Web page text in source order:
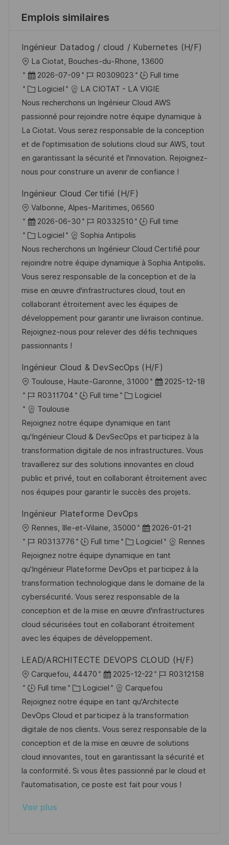
Emplois similaires
Ingénieur Datadog / cloud / Kubernetes (H/F)
o
c
a
l
i
s
a
t
o
n
La Ciotat, Bouches-du-Rhone, 13600
D
a
t
e
d
’
a
f
i
c
h
a
g
e
2026-07-09
R
é
f
é
r
e
n
c
d
u
p
o
s
t
e
R0309023
Full time
C
a
t
é
g
o
r
e
Logiciel
LA CIOTAT - LA VIGIE
Nous recherchons un Ingénieur Cloud AWS
passionné pour rejoindre notre équipe dynamique à
La Ciotat. Vous serez responsable de la conception
et de l'optimisation de solutions cloud sur AWS, tout
en garantissant la sécurité et l'innovation. Rejoignez-
nous pour construire un avenir de confiance !
Ingénieur Cloud Certifié (H/F)
o
c
a
l
i
s
a
t
i
o
Valbonne, Alpes-Maritimes, 06560
D
a
t
e
d
’
a
f
f
i
h
a
g
e
2026-06-30
R
é
f
é
r
e
n
c
e
p
o
s
e
R0332510
Full time
C
a
t
é
g
o
r
i
e
Logiciel
Sophia Antipolis
Nous recherchons un Ingénieur Cloud Certifié pour
rejoindre notre équipe dynamique à Sophia Antipolis.
Vous serez responsable de la conception et de la
mise en œuvre d'infrastructures cloud, tout en
collaborant étroitement avec les équipes de
développement pour garantir une livraison continue.
Rejoignez-nous pour relever des défis techniques
passionnants !
Ingénieur Cloud & DevSecOps (H/F)
o
c
a
l
i
s
a
t
o
n
Toulouse, Haute-Garonne, 31000
D
a
e
d
’
a
f
f
h
a
g
e
2025-12-18
R
é
f
é
r
e
n
c
d
u
p
o
s
t
e
R0311704 Full time
C
t
é
g
o
r
i
Logiciel
Toulouse
Rejoignez notre équipe dynamique en tant
qu'Ingénieur Cloud & DevSecOps et participez à la
transformation digitale de nos infrastructures. Vous
travaillerez sur des solutions innovantes en cloud
public et privé, tout en collaborant étroitement avec
nos équipes pour garantir le succès des projets.
Ingénieur Plateforme DevOps
o
c
a
l
i
s
a
t
o
n
Rennes, Ille-et-Vilaine, 35000
D
a
t
e
d
’
a
f
f
c
h
a
g
e
2026-01-21
R
é
f
é
r
e
n
c
d
u
p
o
s
t
e
R0313776 Full time
C
a
t
é
g
o
r
i
Logiciel
Rennes
Rejoignez notre équipe dynamique en tant
qu'Ingénieur Plateforme DevOps et participez à la
transformation technologique dans le domaine de la
cybersécurité. Vous serez responsable de la
conception et de la mise en œuvre d'infrastructures
cloud sécurisées tout en collaborant étroitement
avec les équipes de développement.
LEAD/ARCHITECTE DEVOPS CLOUD (H/F)
o
c
a
l
i
s
a
t
o
Carquefou, 44470
D
a
t
e
d
’
a
f
f
2025-12-22
R
é
f
é
r
e
n
c
e
R0312158
Full time
C
a
t
é
g
o
r
i
Logiciel
Carquefou
Rejoignez notre équipe en tant qu'Architecte
DevOps Cloud et participez à la transformation
digitale de nos clients. Vous serez responsable de la
conception et de la mise en œuvre de solutions
cloud innovantes, tout en garantissant la sécurité et
la conformité. Si vous êtes passionné par le cloud et
l'automatisation, ce poste est fait pour vous !
Voir plus